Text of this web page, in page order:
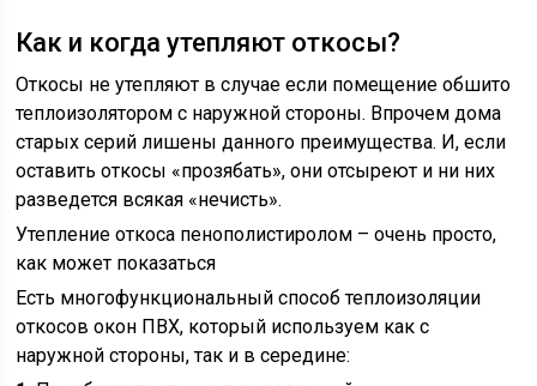
Как и когда утепляют откосы?
Откосы не утепляют в случае если помещение обшито
теплоизолятором с наружной стороны. Впрочем дома
старых серий лишены данного преимущества. И, если
оставить откосы «прозябать», они отсыреют и ни них
разведется всякая «нечисть».
Утепление откоса пенополистиролом – очень просто,
как может показаться
Есть многофункциональный способ теплоизоляции
откосов окон ПВХ, который используем как с
наружной стороны, так и в середине: